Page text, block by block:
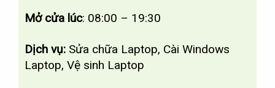
Mở cửa lúc: 08:00 – 19:30
Dịch vụ: Sửa chữa Laptop, Cài Windows
Laptop, Vệ sinh Laptop